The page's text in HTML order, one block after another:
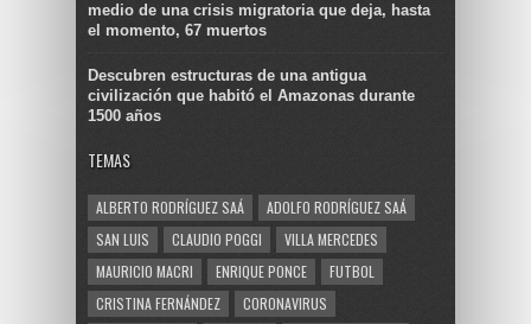
medio de una crisis migratoria que deja, hasta
el momento, 67 muertos
Descubren estructuras de una antigua
civilización que habitó el Amazonas durante
1500 años
TEMAS
ALBERTO RODRÍGUEZ SAÁ
ADOLFO RODRÍGUEZ SAÁ
SAN LUIS
CLAUDIO POGGI
VILLA MERCEDES
MAURICIO MACRI
ENRIQUE PONCE
FUTBOL
CRISTINA FERNÁNDEZ
CORONAVIRUS